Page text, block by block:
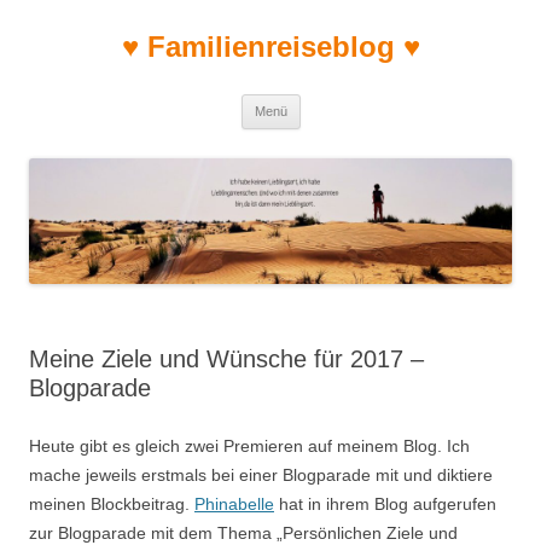
♥ Familienreiseblog ♥
Menü
Meine Ziele und Wünsche für 2017 –
Blogparade
Heute gibt es gleich zwei Premieren auf meinem Blog. Ich
mache jeweils erstmals bei einer Blogparade mit und diktiere
meinen Blockbeitrag. Phinabelle hat in ihrem Blog aufgerufen
zur Blogparade mit dem Thema „Persönlichen Ziele und